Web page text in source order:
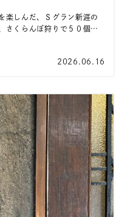
楽しんだ、Ｓグラン新涯の
さくらんぼ狩りで５０個…
2026.06.16